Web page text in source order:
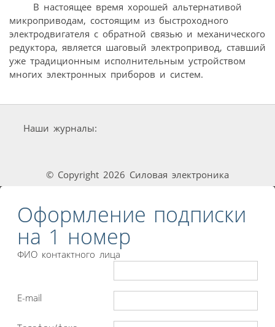
В настоящее время хорошей альтернативой
микроприводам, состоящим из быстроходного
электродвигателя с обратной связью и механического
редуктора, является шаговый электропривод, ставший
уже традиционным исполнительным устройством
многих электронных приборов и систем.
Наши журналы:
© Copyright 2026 Силовая электроника
Оформление подписки
на 1 номер
ФИО контактного лица
E-mail